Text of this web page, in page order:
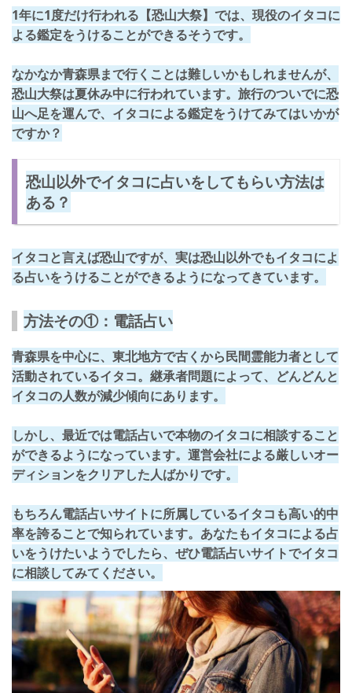
1年に1度だけ行われる 【恐山大祭】 では、現役のイタコに
よる鑑定をうけることができるそうです。
なかなか青森県まで行くことは難しいかもしれませんが、
恐山大祭は夏休み中に行われています。旅行のついでに恐
山へ足を運んで、イタコによる鑑定をうけてみてはいかが
ですか？
恐山以外でイタコに占いをしてもらい方法は
ある？
イタコと言えば恐山ですが、実は恐山以外でもイタコによ
る占いをうけることができるようになってきています。
方法その①：電話占い
青森県を中心に、東北地方で古くから民間霊能力者として
活動されているイタコ。継承者問題によって、どんどんと
イタコの人数が減少傾向にあります。
しかし、最近では電話占いで本物のイタコに相談すること
ができるようになっています。運営会社による厳しいオー
ディションをクリアした人ばかりです。
もちろん電話占いサイトに所属しているイタコも高い的中
率を誇ることで知られています。あなたもイタコによる占
いをうけたいようでしたら、ぜひ電話占いサイトでイタコ
に相談してみてください。